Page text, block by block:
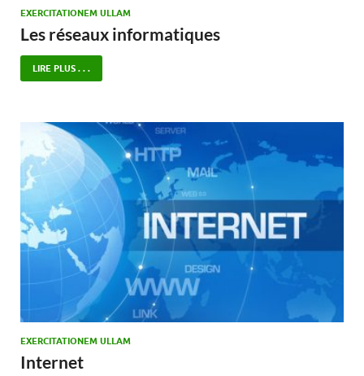
EXERCITATIONEM ULLAM
Les réseaux informatiques
LIRE PLUS . . .
EXERCITATIONEM ULLAM
Internet